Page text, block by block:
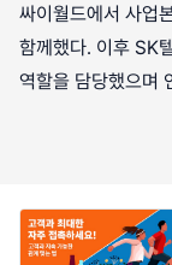
싸이월드에서 사업
함께했다. 이후 SK
역할을 담당했으며